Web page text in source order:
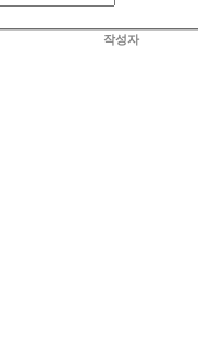
작성자